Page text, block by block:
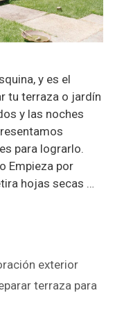
y es el
tu terraza o jardín
y las noches
para lograrlo.
Empieza por
hojas secas …
exterior
terraza para